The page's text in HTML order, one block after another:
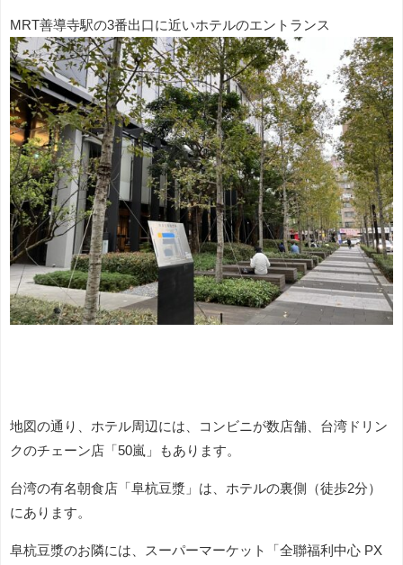
MRT善導寺駅の3番出口に近いホテルのエントランス
地図の通り、ホテル周辺には、コンビニが数店舗、台湾ドリン
クのチェーン店「50嵐」もあります。
台湾の有名朝食店「阜杭豆漿」は、ホテルの裏側（徒歩2分）
にあります。
阜杭豆漿のお隣には、スーパーマーケット「全聯福利中心 PX